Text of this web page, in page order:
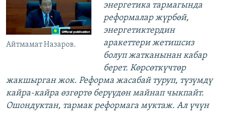
Айтмамат Назаров.
энергетика тармагында
реформалар жүрбөй,
энергетиктердин
аракеттери жетишсиз
болуп жатканынан кабар
берет. Көрсөткүчтөр
жакшырган жок. Реформа жасабай туруп, түзүмдү
кайра-кайра өзгөртө берүүдөн майнап чыкпайт.
Ошондуктан, тармак реформага муктаж. Ал үчүн